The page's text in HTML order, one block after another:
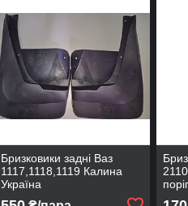
Бризковики задні Ваз
1117,1118,1119 Калина
Україна